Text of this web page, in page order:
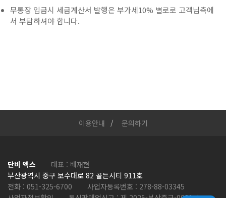
무통장 입금시 세금계산서 발행은 부가세10% 별로로 고객님측에
서 부담하셔야 합니다.
이용안내 문의하기
단비 엑스
대표 : 배재현
부산광역시 중구 보수대로 82 골든시티 911호
전화 : 051-325-6700 사업자등록번호 : 278-88-03345